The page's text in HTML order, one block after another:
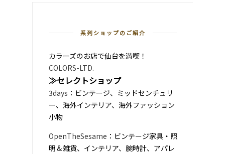
系列ショップのご紹介
カラーズのお店で仙台を満喫！
COLORS-LTD.
≫セレクトショップ
3days ：ビンテージ、ミッドセンチュリ
ー、海外インテリア、海外ファッション
小物
OpenTheSesame ：ビンテージ家具・照
明＆雑貨、インテリア、腕時計、アパレ